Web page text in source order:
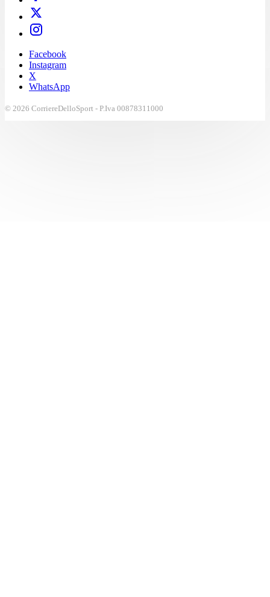
Facebook
Instagram
X
WhatsApp
© 2026 CorriereDelloSport - P.Iva 00878311000